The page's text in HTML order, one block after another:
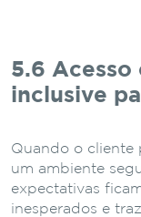
5.6
inclusive
Quando o cliente
um ambiente
expectativas
inesperados e